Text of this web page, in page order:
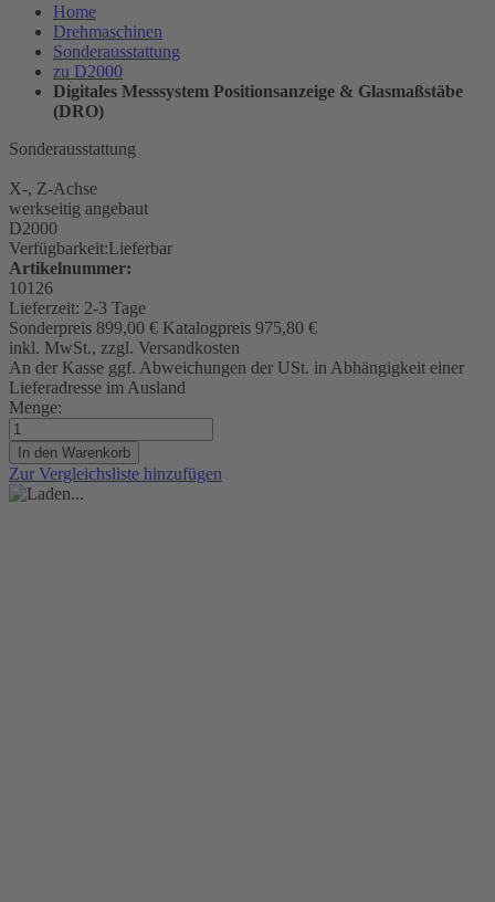
Home
Drehmaschinen
Sonderausstattung
zu D2000
Digitales Messsystem Positionsanzeige & Glasmaßstäbe
(DRO)
Sonderausstattung
X-, Z-Achse
werkseitig angebaut
D2000
Verfügbarkeit:Lieferbar
Artikelnummer:
10126
Lieferzeit: 2-3 Tage
Sonderpreis 899,00 € Katalogpreis 975,80 €
inkl. MwSt., zzgl. Versandkosten
An der Kasse ggf. Abweichungen der USt. in Abhängigkeit einer
Lieferadresse im Ausland
Menge:
In den Warenkorb
Zur Vergleichsliste hinzufügen